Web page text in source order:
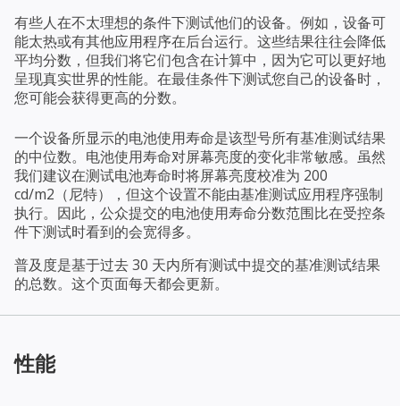
有些人在不太理想的条件下测试他们的设备。例如，设备可
能太热或有其他应用程序在后台运行。这些结果往往会降低
平均分数，但我们将它们包含在计算中，因为它可以更好地
呈现真实世界的性能。在最佳条件下测试您自己的设备时，
您可能会获得更高的分数。
一个设备所显示的电池使用寿命是该型号所有基准测试结果
的中位数。电池使用寿命对屏幕亮度的变化非常敏感。虽然
我们建议在测试电池寿命时将屏幕亮度校准为 200
cd/m2（尼特），但这个设置不能由基准测试应用程序强制
执行。因此，公众提交的电池使用寿命分数范围比在受控条
件下测试时看到的会宽得多。
普及度是基于过去 30 天内所有测试中提交的基准测试结果
的总数。这个页面每天都会更新。
性能